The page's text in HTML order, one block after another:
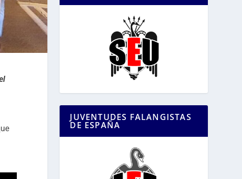
JUVENTUDES FALANGISTAS
DE ESPAÑA